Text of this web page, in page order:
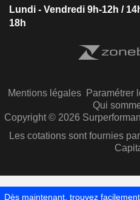
Lundi - Vendredi 9h-12h /
18h
Mentions légales Paramétrer
Qui
Copyright © 2026
Les cotations sont fournies
Dès maintenant, trouvez